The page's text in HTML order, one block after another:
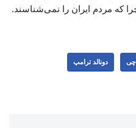
که مردم ایران را نمی‌شناسند.
دونالد ترامپ